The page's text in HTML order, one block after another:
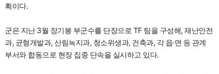
획이다.
군은 지난 3월 장기봉 부군수를 단장으로 TF 팀을 구성해, 재난안전
과, 균형개발과, 산림녹지과, 청소위생과, 건축과, 각 읍·면 등 관계
부서와 합동으로 현장 집중 단속을 실시하고 있다.